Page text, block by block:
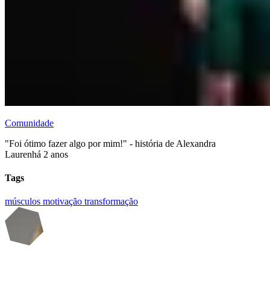
Comunidade
"Foi ótimo fazer algo por mim!" - história de Alexandra
Laurenhá 2 anos
Tags
músculos motivação transformação